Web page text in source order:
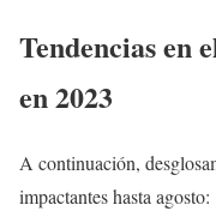
Tendencias en
en 2023
A continuación,
impactantes hasta agosto: